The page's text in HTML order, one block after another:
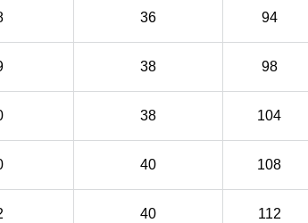
36 94
38 98
38 104
40 108
40 112